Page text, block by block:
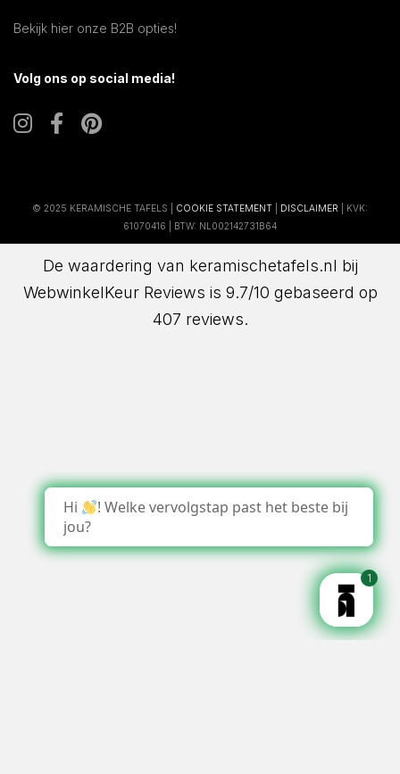
Bekijk hier onze B2B opties!
Volg ons op social media!
© 2025 KERAMISCHE TAFELS | COOKIE STATEMENT DISCLAIMER | KVK:
61070416 | BTW: NL002142731B64
De waardering van keramischetafels.nl bij
WebwinkelKeur Reviews is 9.7/10 gebaseerd op
407 reviews.
Hi
! Welke vervolgstap past het beste bij
jou?
1